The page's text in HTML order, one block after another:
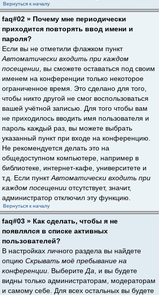
Вернуться к началу
faq#02 » Почему мне периодически
приходится повторять ввод имени и
пароля?
Если вы не отметили флажком пункт
Автоматически входить при каждом
посещении , вы сможете оставаться под своим
именем на конференции только некоторое
ограниченное время. Это сделано для того,
чтобы никто другой не смог воспользоваться
вашей учётной записью. Для того чтобы вам
не приходилось вводить имя пользователя и
пароль каждый раз, вы можете выбрать
указанный пункт при входе на конференцию.
Не рекомендуется делать это на
общедоступном компьютере, например в
библиотеке, интернет-кафе, университете и
т.д. Если пунктАвтоматически входить при
каждом посещении отсутствует, значит,
администратор отключил эту функцию.
Вернуться к началу
faq#03 » Как сделать, чтобы я не
появлялся в списке активных
пользователей?
В настройках личного раздела вы найдете
опцию Скрывать моё пребывание на
конференции . Выберите Да , и вы будете
видны только администраторам, модераторам
и самому себе. Для всех остальных вы будете